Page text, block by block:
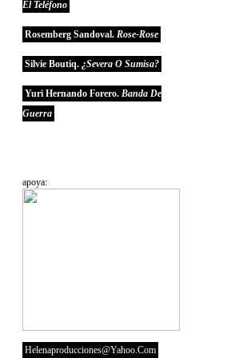
El Teléfono
Rosemberg Sandoval. Rose-Rose
Silvie Boutiq. ¿Severa O Sumisa?
Yuri Hernando Forero. Banda De
Guerra
apoya:
Helenaproducciones@yahoo.com